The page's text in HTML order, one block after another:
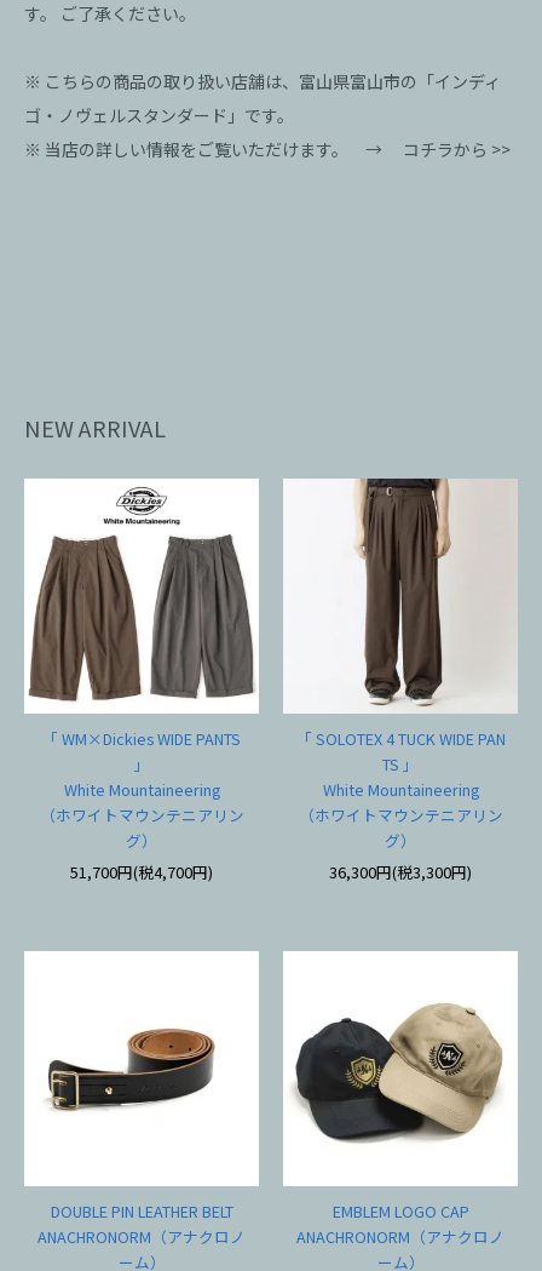
す。 ご了承ください。
※ こちらの商品の取り扱い店舗は、富山県富山市の「インディ
ゴ・ノヴェルスタンダード」です。
※ 当店の詳しい情報をご覧いただけます。 → コチラから >>
NEW ARRIVAL
「 WM×Dickies WIDE PANTS
」
White Mountaineering
（ホワイトマウンテニアリン
グ）
51,700円(税4,700円)
「 SOLOTEX 4 TUCK WIDE PAN
TS 」
White Mountaineering
（ホワイトマウンテニアリン
グ）
36,300円(税3,300円)
DOUBLE PIN LEATHER BELT
ANACHRONORM（アナクロノ
ーム）
EMBLEM LOGO CAP
ANACHRONORM（アナクロノ
ーム）